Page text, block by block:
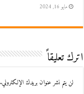
مايو 16, 2024
اترك تعليقاً
لن يتم نشر عنوان بريدك الإلكتروني.